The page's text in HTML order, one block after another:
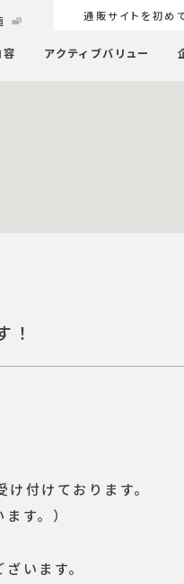
アクティブバリュー
通販サイトを初め
！
付けております。
す。）
います。